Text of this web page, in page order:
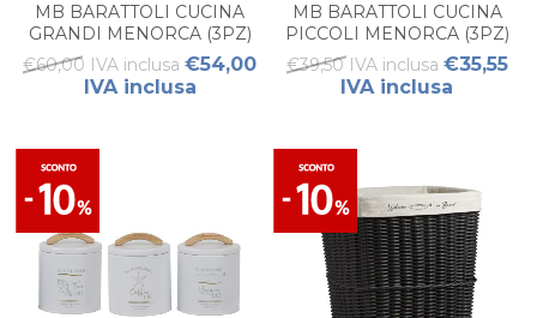
MB BARATTOLI CUCINA
GRANDI MENORCA (3PZ)
WHITE
€60,00 IVA inclusa €54,00
IVA inclusa
MB BARATTOLI CUCINA
PICCOLI MENORCA (3PZ)
TURQUOISE
€39,50 IVA inclusa €35,55
IVA inclusa